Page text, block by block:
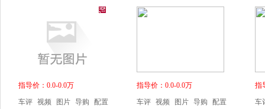
指导价：0.0-0.0万
车评 视频 图片 导购 配置
指导价：0.0-0.0万
车评 视频 图片 导购 配置
指
车